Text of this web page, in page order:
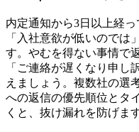
内定通知から3日以上経
「入社意欲が低いのでは
す。やむを得ない事情で
「ご連絡が遅くなり申し
えましょう。複数社の選
への返信の優先順位とタ
くと、抜け漏れを防げます